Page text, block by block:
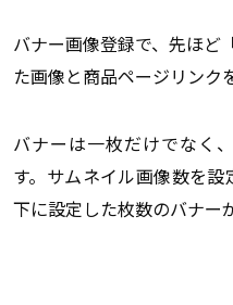
バナー画像登録で、先ほど
た画像と商品ページリンク
バナーは一枚だけでなく
す。サムネイル画像数を
下に設定した枚数のバナー